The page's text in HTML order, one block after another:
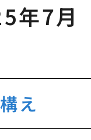
年7月
え